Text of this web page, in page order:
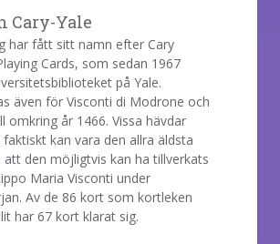
Cary-Yale
har fått sitt namn efter Cary
Cards, som sedan 1967
på Yale.
även för Visconti di Modrone och
omkring år 1466. Vissa hävdar
kan vara den allra äldsta
den möjligtvis kan ha tillverkats
Maria Visconti under
Av de 86 kort som kortleken
har 67 kort klarat sig.